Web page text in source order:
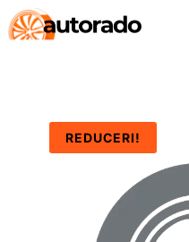
REDUCERI!